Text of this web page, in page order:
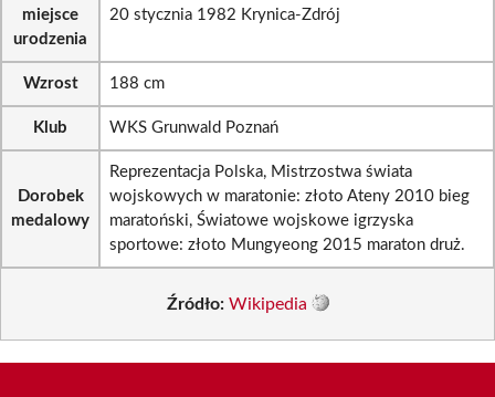
miejsce
urodzenia
20 stycznia 1982 Krynica-Zdrój
Wzrost 188 cm
Klub WKS Grunwald Poznań
Dorobek
medalowy
Reprezentacja Polska, Mistrzostwa świata
wojskowych w maratonie: złoto Ateny 2010 bieg
maratoński, Światowe wojskowe igrzyska
sportowe: złoto Mungyeong 2015 maraton druż.
Źródło: Wikipedia